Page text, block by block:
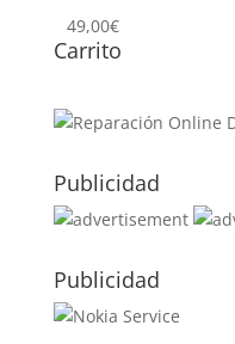
49,00€
Carrito
Publicidad
Publicidad